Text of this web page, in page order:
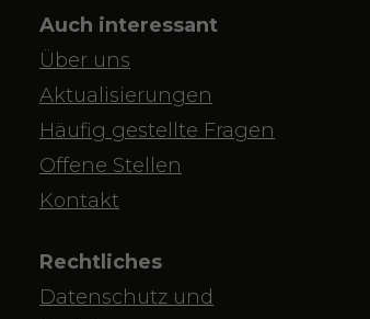
Auch interessant
Über uns
Aktualisierungen
Häufig gestellte Fragen
Offene Stellen
Kontakt
Rechtliches
Datenschutz und